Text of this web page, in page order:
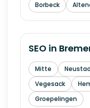
Borbeck
SEO in
Mitte
Vegesack
Groepelingen